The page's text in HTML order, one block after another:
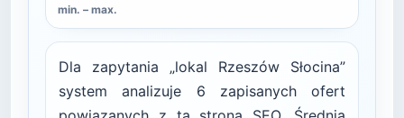
min. – max.
Dla zapytania „lokal Rzeszów Słocina”
system analizuje 6 zapisanych ofert